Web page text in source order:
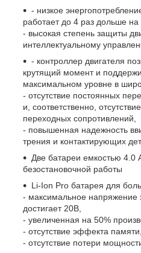
- низкое
работает до 4 раз дольше
- высокая степень защиты
интеллектуальному
- контроллер двигателя
крутящий момент и
максимальном уровне в
- отсутствие постоянных
и, соответственно,
переходных сопротивлений,
- повышенная надежность
трения и контактирующих
Две батареи емкостью 4.0
безостановочной работы
Li-Ion Pro батарея для
- максимальное напряжение
достигает 20В,
- увеличенная на 50%
- отсутствие эффекта памяти,
- отсутствие потери